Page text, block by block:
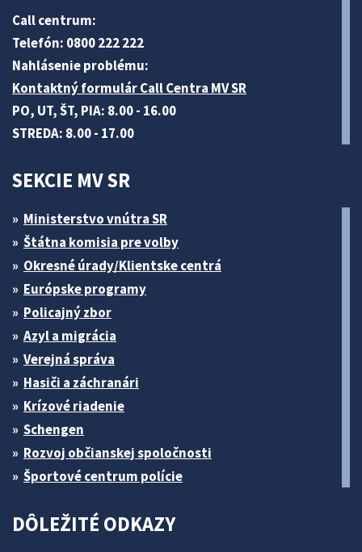
Call centrum:
Telefón: 0800 222 222
Nahlásenie problému:
Kontaktný formulár Call Centra MV SR
PO, UT, ŠT, PIA: 8.00 - 16.00
STREDA: 8.00 - 17.00
SEKCIE MV SR
Ministerstvo vnútra SR
Štátna komisia pre volby
Okresné úrady/Klientske centrá
Európske programy
Policajný zbor
Azyl a migrácia
Verejná správa
Hasiči a záchranári
Krízové riadenie
Schengen
Rozvoj občianskej spoločnosti
Športové centrum polície
DÔLEŽITÉ ODKAZY